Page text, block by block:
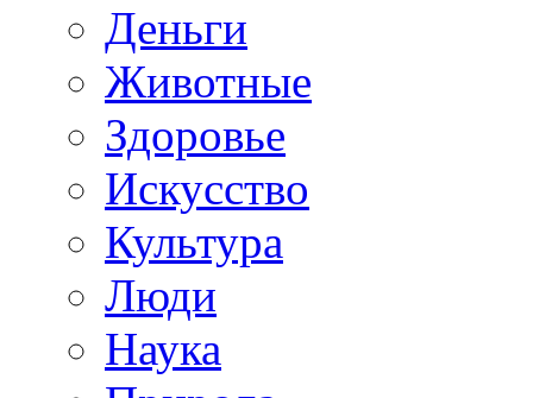
Деньги
Животные
Здоровье
Искусство
Культура
Люди
Наука